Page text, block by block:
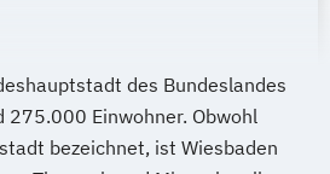
des Bundeslandes
275.000 Einwohner. Obwohl
bezeichnet, ist Wiesbaden